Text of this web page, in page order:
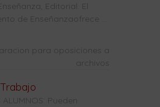
Editorial. El
de Enseñanzaofrece ...
para oposiciones a
archivos
ALUMNOS: Pueden